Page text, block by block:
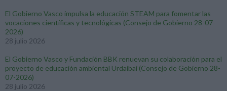
El Gobierno Vasco impulsa la educación STEAM para fomentar las
vocaciones científicas y tecnológicas (Consejo de Gobierno 28-07-
2026)
28 julio 2026
El Gobierno Vasco y Fundación BBK renuevan su colaboración para el
proyecto de educación ambiental Urdaibai (Consejo de Gobierno 28-
07-2026)
28 julio 2026